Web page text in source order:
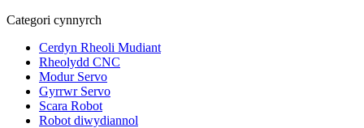
Categori cynnyrch
Cerdyn Rheoli Mudiant
Rheolydd CNC
Modur Servo
Gyrrwr Servo
Scara Robot
Robot diwydiannol